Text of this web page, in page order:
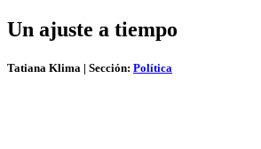
Un ajuste a tiempo
Tatiana Klima | Sección: Política